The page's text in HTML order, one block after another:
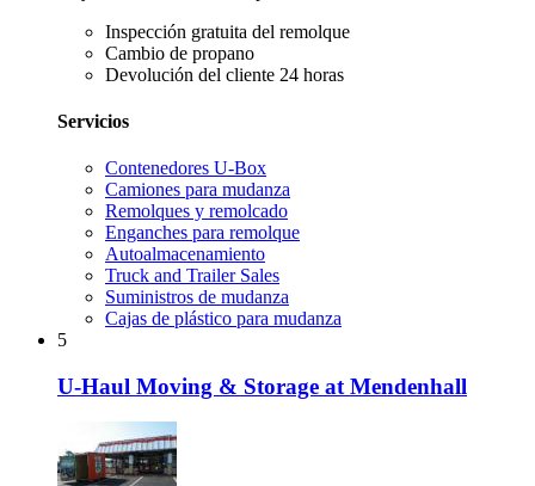
Inspección gratuita del remolque
Cambio de propano
Devolución del cliente 24 horas
Servicios
Contenedores U-Box
Camiones para mudanza
Remolques y remolcado
Enganches para remolque
Autoalmacenamiento
Truck and Trailer Sales
Suministros de mudanza
Cajas de plástico para mudanza
5
U-Haul Moving & Storage at Mendenhall